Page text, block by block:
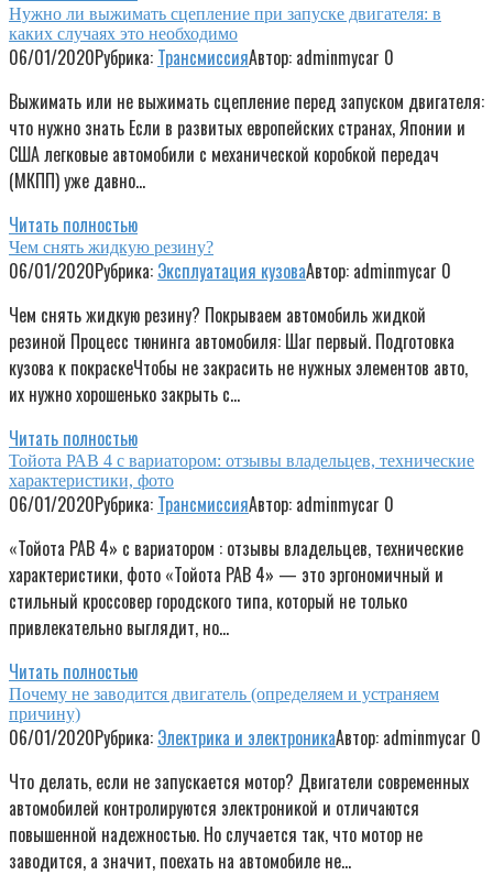
Нужно ли выжимать сцепление при запуске двигателя: в
каких случаях это необходимо
06/01/2020Рубрика: ТрансмиссияАвтор: adminmycar 0
Выжимать или не выжимать сцепление перед запуском двигателя:
что нужно знать Если в развитых европейских странах, Японии и
США легковые автомобили с механической коробкой передач
(МКПП) уже давно…
Читать полностью
Чем снять жидкую резину?
06/01/2020Рубрика: Эксплуатация кузоваАвтор: adminmycar 0
Чем снять жидкую резину? Покрываем автомобиль жидкой
резиной Процесс тюнинга автомобиля: Шаг первый. Подготовка
кузова к покраскеЧтобы не закрасить не нужных элементов авто,
их нужно хорошенько закрыть с…
Читать полностью
Тойота РАВ 4 с вариатором: отзывы владельцев, технические
характеристики, фото
06/01/2020Рубрика: ТрансмиссияАвтор: adminmycar 0
«Тойота РАВ 4» с вариатором : отзывы владельцев, технические
характеристики, фото «Тойота РАВ 4» — это эргономичный и
стильный кроссовер городского типа, который не только
привлекательно выглядит, но…
Читать полностью
Почему не заводится двигатель (определяем и устраняем
причину)
06/01/2020Рубрика: Электрика и электроникаАвтор: adminmycar 0
Что делать, если не запускается мотор? Двигатели современных
автомобилей контролируются электроникой и отличаются
повышенной надежностью. Но случается так, что мотор не
заводится, а значит, поехать на автомобиле не…